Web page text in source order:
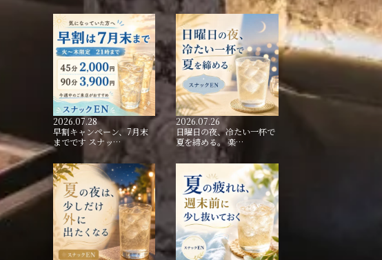
2026.07.28
早割キャンペーン、7月末
までです スナッ…
2026.07.26
日曜日の夜、冷たい一杯で
夏を締める。 楽…